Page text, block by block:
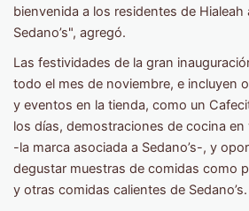
bienvenida a los residentes de
Sedano’s", agregó.
Las festividades de la gran
todo el mes de noviembre, e incluyen
y eventos en la tienda, como un
los días, demostraciones de cocina en
-la marca asociada a Sedano’s-, y
degustar muestras de comidas como
y otras comidas calientes de Sedano’s.